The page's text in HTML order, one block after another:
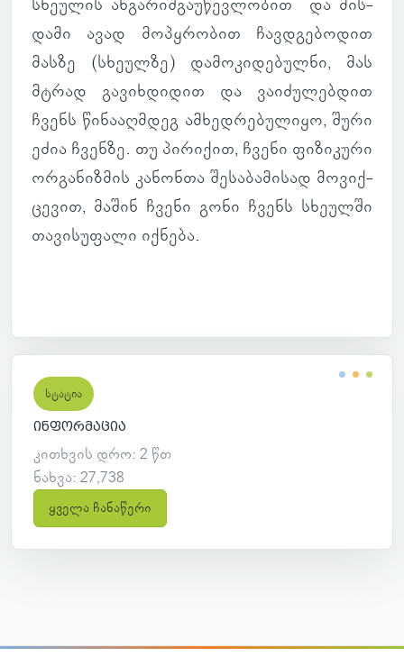
სხე­უ­ლის ან­გა­რიშ­გა­უ­წევ­ლო­ბით და მის­
დამი ავად მო­პყრო­ბით ჩავ­დგე­ბო­დით
მასზე (სხე­ულზე) და­მო­კი­დე­ბულნი, მას
მტრად გა­ვიხ­დი­დით და ვა­ი­ძუ­ლებ­დით
ჩვენს წი­ნა­აღ­მდეგ ამ­ხედ­რე­ბუ­ლიყო, შური
ეძია ჩვენზე. თუ პი­რი­ქით, ჩვენი ფი­ზი­კური
ორ­გა­ნიზ­მის კა­ნონთა შე­სა­ბა­მი­სად მო­ვიქ­
ცე­ვით, მაშინ ჩვენი გონი ჩვენს სხე­ულში
თა­ვი­სუ­ფალი იქ­ნება.
სტატია
ინფორმაცია
კითხვის დრო: 2 წთ
ნახვა: 27,738
ყველა ჩანაწერი